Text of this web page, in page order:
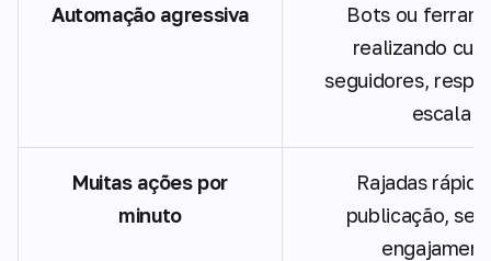
Automação agressiva
Bots ou
realizando
seguidores,
escala
Muitas ações por
minuto
Rajadas
publicação,